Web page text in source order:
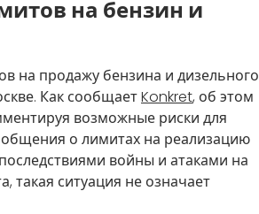
на бензин и
на продажу бензина и дизельного
Как сообщаетKonkret, об этом
возможные риски для
о лимитах на реализацию
войны и атаками на
такая ситуация не означает